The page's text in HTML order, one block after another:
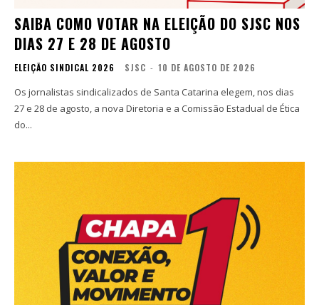
SAIBA COMO VOTAR NA ELEIÇÃO DO SJSC NOS
DIAS 27 E 28 DE AGOSTO
ELEIÇÃO SINDICAL 2026 SJSC - 10 DE AGOSTO DE 2026
Os jornalistas sindicalizados de Santa Catarina elegem, nos dias
27 e 28 de agosto, a nova Diretoria e a Comissão Estadual de Ética
do...